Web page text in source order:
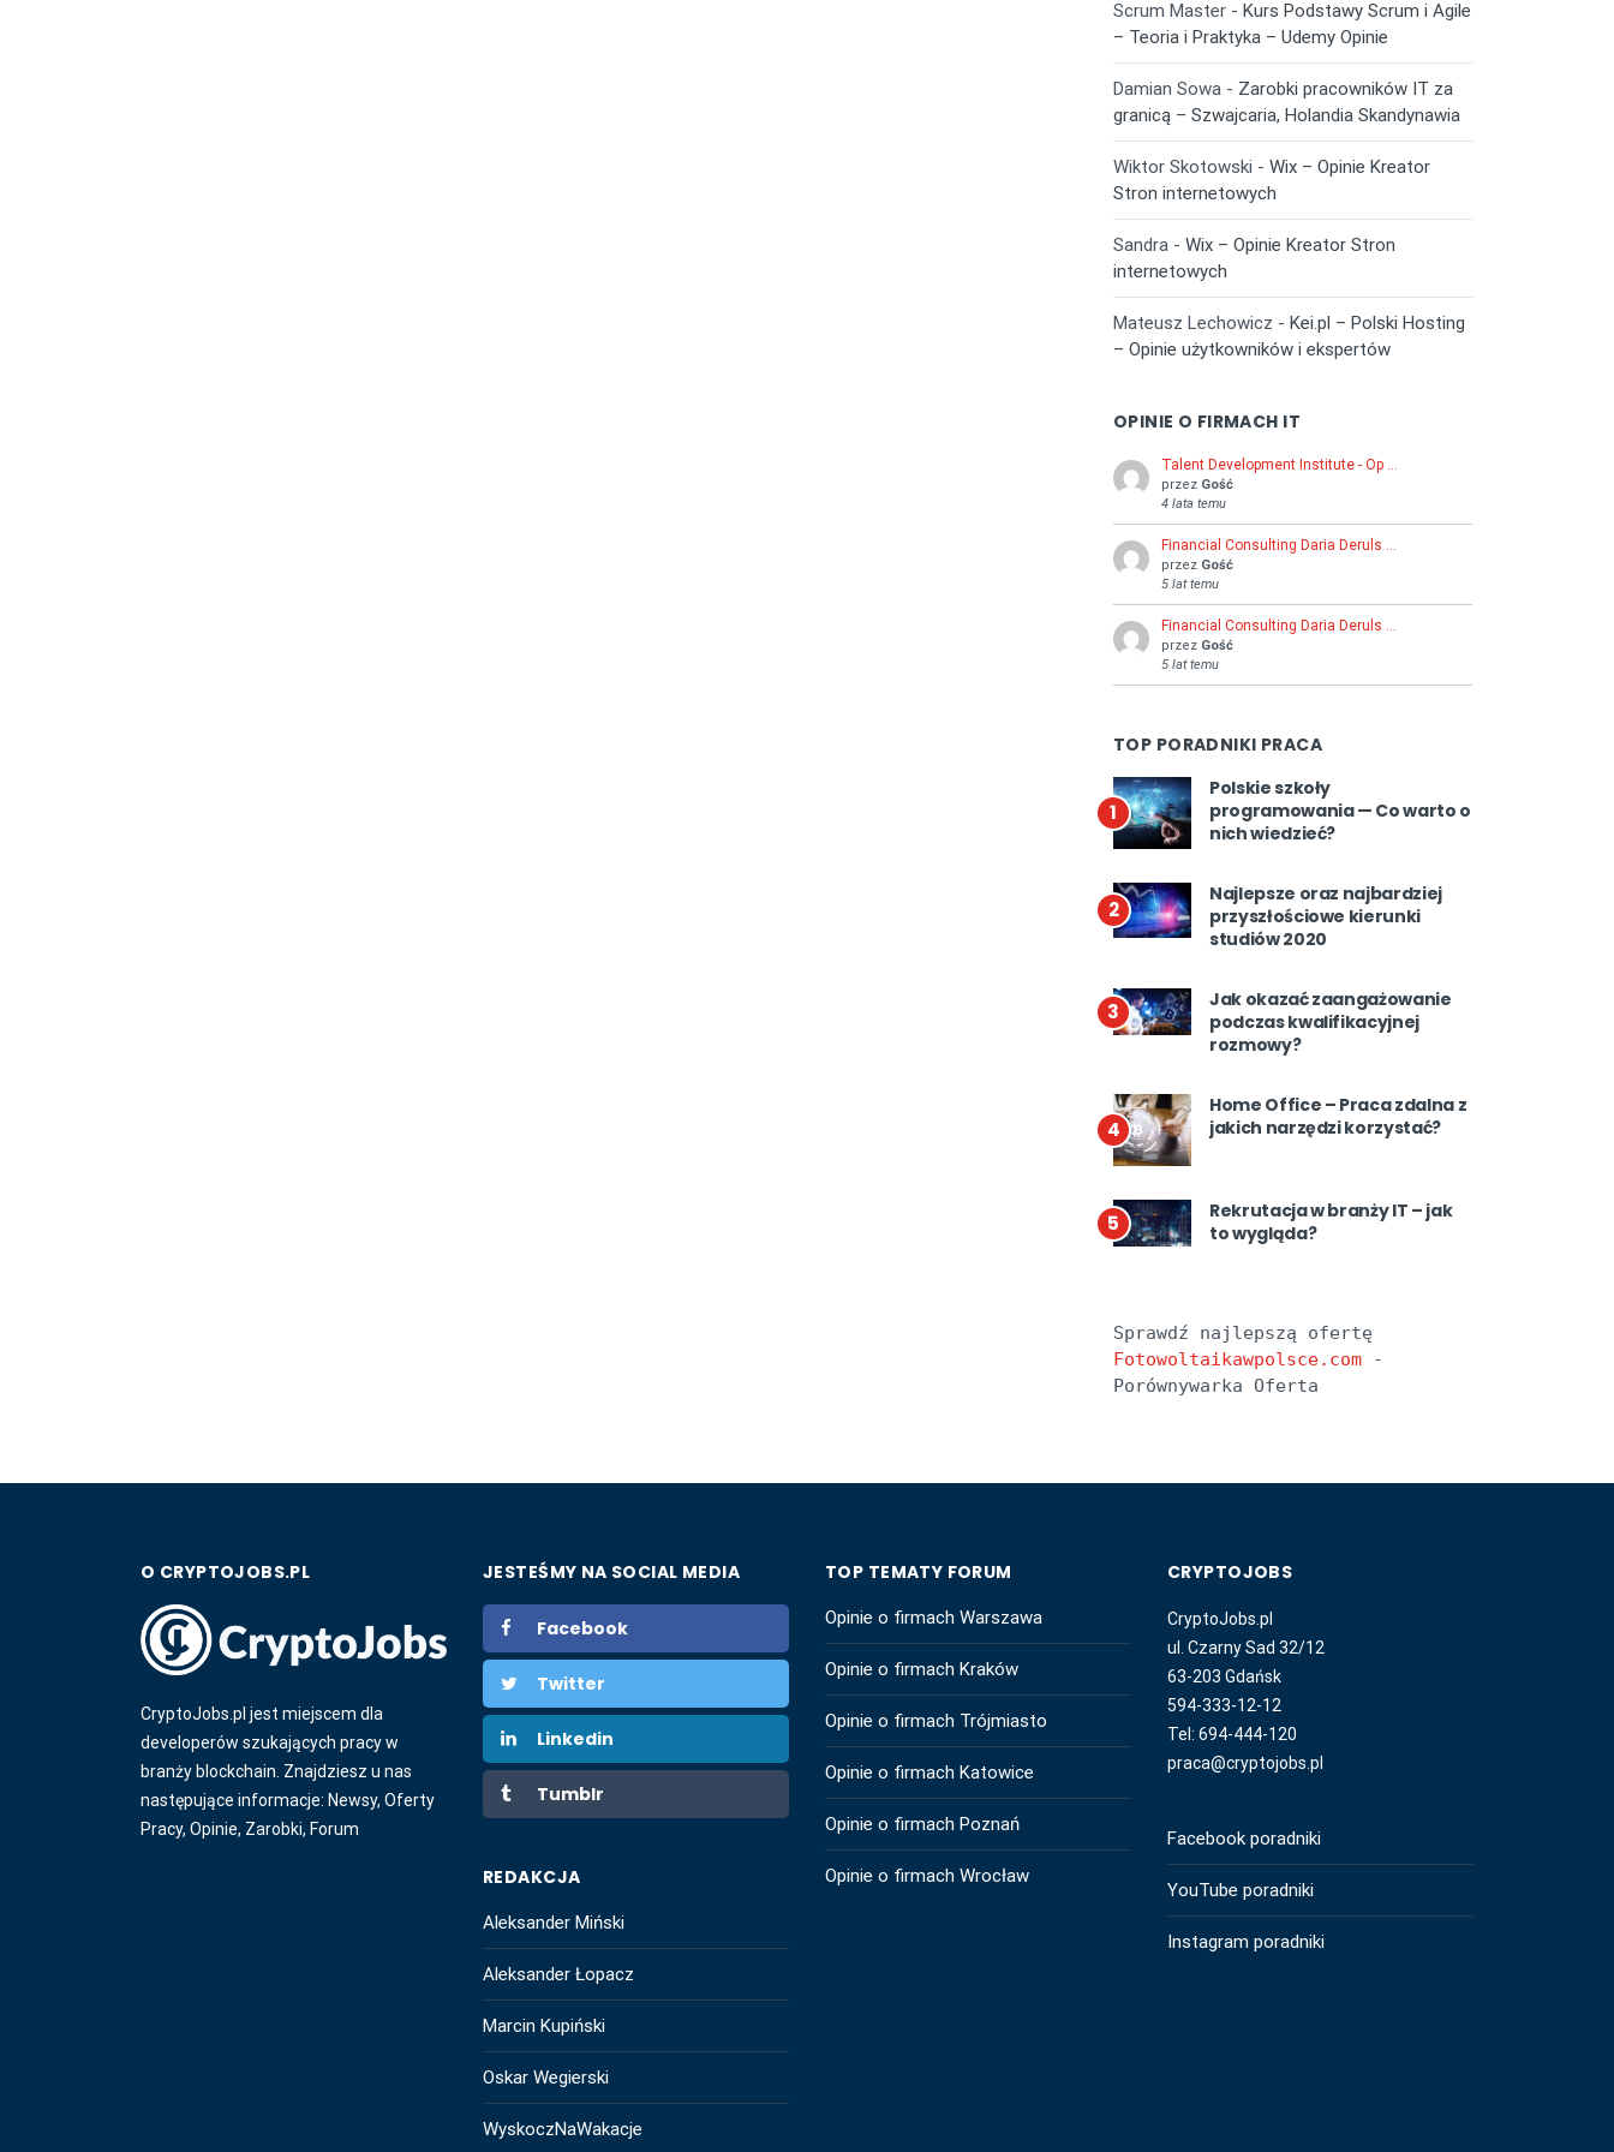
Scrum Master - Kurs Podstawy Scrum i Agile
– Teoria i Praktyka – Udemy Opinie
Damian Sowa - Zarobki pracowników IT za
granicą – Szwajcaria, Holandia Skandynawia
Wiktor Skotowski - Wix – Opinie Kreator
Stron internetowych
Sandra - Wix – Opinie Kreator Stron
internetowych
Mateusz Lechowicz - Kei.pl – Polski Hosting
– Opinie użytkowników i ekspertów
OPINIE O FIRMACH IT
Talent Development Institute - Op …
przez Gość
4 lata temu
Financial Consulting Daria Deruls …
przez Gość
5 lat temu
Financial Consulting Daria Deruls …
przez Gość
5 lat temu
TOP PORADNIKI PRACA
1
Polskie szkoły
programowania — Co warto o
nich wiedzieć?
2
Najlepsze oraz najbardziej
przyszłościowe kierunki
studiów 2020
3
Jak okazać zaangażowanie
podczas kwalifikacyjnej
rozmowy?
4
Home Office – Praca zdalna z
jakich narzędzi korzystać?
5
Rekrutacja w branży IT – jak
to wygląda?
Fotowoltaikawpolsce.com -
Porównywarka Oferta
O CRYPTOJOBS.PL
CryptoJobs.pl jest miejscem dla
developerów szukających pracy w
branży blockchain. Znajdziesz u nas
następujące informacje: Newsy, Oferty
Pracy, Opinie, Zarobki, Forum
JESTEŚMY NA SOCIAL MEDIA
Facebook
Twitter
Linkedin
Tumblr
REDAKCJA
Aleksander Miński
Aleksander Łopacz
Marcin Kupiński
Oskar Wegierski
WyskoczNaWakacje
TOP TEMATY FORUM
Opinie o firmach Warszawa
Opinie o firmach Kraków
Opinie o firmach Trójmiasto
Opinie o firmach Katowice
Opinie o firmach Poznań
Opinie o firmach Wrocław
CRYPTOJOBS
CryptoJobs.pl
ul. Czarny Sad 32/12
63-203 Gdańsk
594-333-12-12
Tel: 694-444-120
praca@cryptojobs.pl
Facebook poradniki
YouTube poradniki
Instagram poradniki